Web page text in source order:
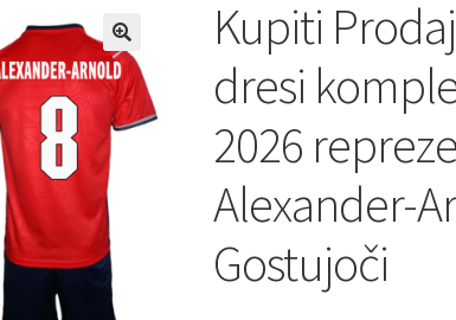
Kupiti
dresi
2026
Alexander-
Gostujoči